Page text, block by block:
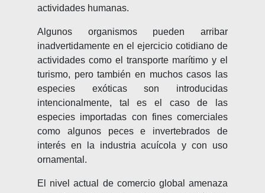
actividades humanas.
Algunos organismos pueden arribar
inadvertidamente en el ejercicio cotidiano de
actividades como el transporte marítimo y el
turismo, pero también en muchos casos las
especies exóticas son introducidas
intencionalmente, tal es el caso de las
especies importadas con fines comerciales
como algunos peces e invertebrados de
interés en la industria acuícola y con uso
ornamental.
El nivel actual de comercio global amenaza